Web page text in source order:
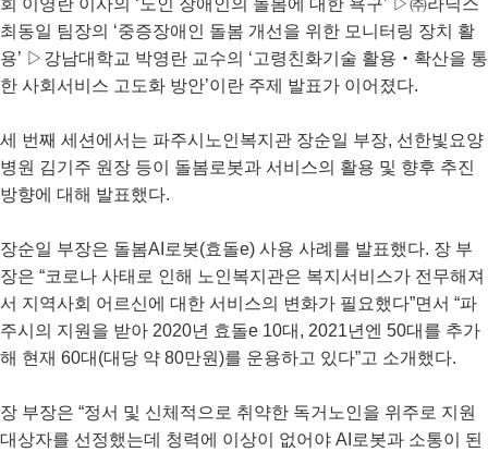
회 이영란 이사의 ‘노인 장애인의 돌봄에 대한 욕구’ ▷㈜라닉스
최동일 팀장의 ‘중증장애인 돌봄 개선을 위한 모니터링 장치 활
용’ ▷강남대학교 박영란 교수의 ‘고령친화기술 활용‧확산을 통
한 사회서비스 고도화 방안’이란 주제 발표가 이어졌다.
세 번째 세션에서는 파주시노인복지관 장순일 부장, 선한빛요양
병원 김기주 원장 등이 돌봄로봇과 서비스의 활용 및 향후 추진
방향에 대해 발표했다.
장순일 부장은 돌봄AI로봇(효돌e) 사용 사례를 발표했다. 장 부
장은 “코로나 사태로 인해 노인복지관은 복지서비스가 전무해져
서 지역사회 어르신에 대한 서비스의 변화가 필요했다”면서 “파
주시의 지원을 받아 2020년 효돌e 10대, 2021년엔 50대를 추가
해 현재 60대(대당 약 80만원)를 운용하고 있다”고 소개했다.
장 부장은 “정서 및 신체적으로 취약한 독거노인을 위주로 지원
대상자를 선정했는데 청력에 이상이 없어야 AI로봇과 소통이 된